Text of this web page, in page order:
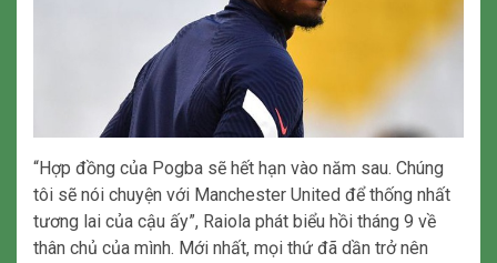
“Hợp đồng của Pogba sẽ hết hạn vào năm sau. Chúng
tôi sẽ nói chuyện với Manchester United để thống nhất
tương lai của cậu ấy”, Raiola phát biểu hồi tháng 9 về
thân chủ của mình. Mới nhất, mọi thứ đã dần trở nên